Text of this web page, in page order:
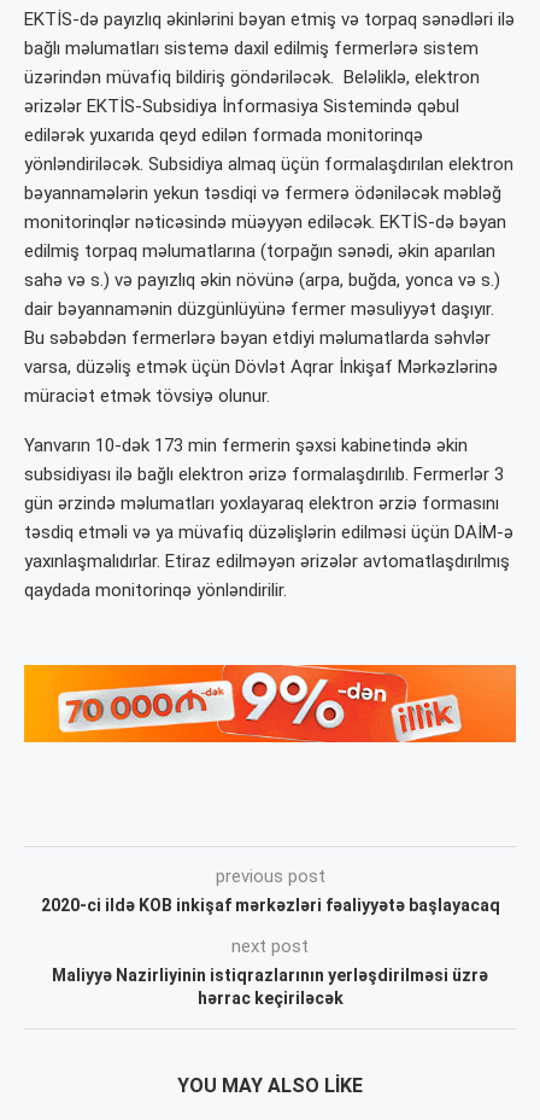
EKTİS-də payızlıq əkinlərini bəyan etmiş və torpaq sənədləri ilə
bağlı məlumatları sistemə daxil edilmiş fermerlərə sistem
üzərindən müvafiq bildiriş göndəriləcək. Beləliklə, elektron
ərizələr EKTİS-Subsidiya İnformasiya Sistemində qəbul
edilərək yuxarıda qeyd edilən formada monitorinqə
yönləndiriləcək. Subsidiya almaq üçün formalaşdırılan elektron
bəyannamələrin yekun təsdiqi və fermerə ödəniləcək məbləğ
monitorinqlər nəticəsində müəyyən ediləcək. EKTİS-də bəyan
edilmiş torpaq məlumatlarına (torpağın sənədi, əkin aparılan
sahə və s.) və payızlıq əkin növünə (arpa, buğda, yonca və s.)
dair bəyannamənin düzgünlüyünə fermer məsuliyyət daşıyır.
Bu səbəbdən fermerlərə bəyan etdiyi məlumatlarda səhvlər
varsa, düzəliş etmək üçün Dövlət Aqrar İnkişaf Mərkəzlərinə
müraciət etmək tövsiyə olunur.
Yanvarın 10-dək 173 min fermerin şəxsi kabinetində əkin
subsidiyası ilə bağlı elektron ərizə formalaşdırılıb. Fermerlər 3
gün ərzində məlumatları yoxlayaraq elektron ərziə formasını
təsdiq etməli və ya müvafiq düzəlişlərin edilməsi üçün DAİM-ə
yaxınlaşmalıdırlar. Etiraz edilməyən ərizələr avtomatlaşdırılmış
qaydada monitorinqə yönləndirilir.
previous post
2020-ci ildə KOB inkişaf mərkəzləri fəaliyyətə başlayacaq
next post
Maliyyə Nazirliyinin istiqrazlarının yerləşdirilməsi üzrə
hərrac keçiriləcək
YOU MAY ALSO LIKE